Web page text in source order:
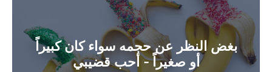
بغض النظر عن حجمه سواء كان كبيراً
أو صغيراً - أحب قضيبي